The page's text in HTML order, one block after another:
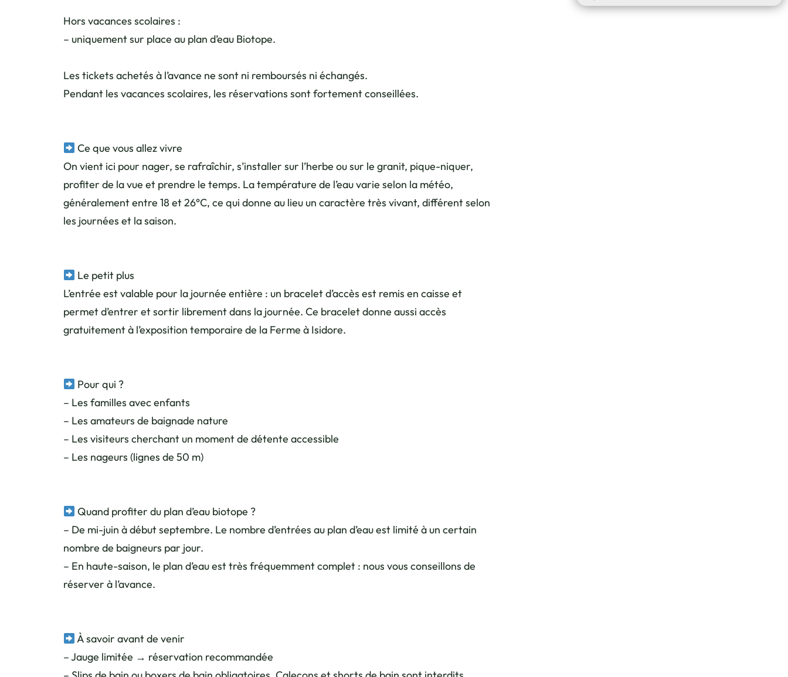
Hors vacances scolaires :
– uniquement sur place au plan d’eau Biotope.
Les tickets achetés à l’avance ne sont ni remboursés ni échangés.
Pendant les vacances scolaires, les réservations sont fortement conseillées.
Ce que vous allez vivre
On vient ici pour nager, se rafraîchir, s’installer sur l’herbe ou sur le granit, pique-niquer,
profiter de la vue et prendre le temps. La température de l’eau varie selon la météo,
généralement entre 18 et 26°C, ce qui donne au lieu un caractère très vivant, différent selon
les journées et la saison.
Le petit plus
L’entrée est valable pour la journée entière : un bracelet d’accès est remis en caisse et
permet d’entrer et sortir librement dans la journée. Ce bracelet donne aussi accès
gratuitement à l’exposition temporaire de la Ferme à Isidore.
Pour qui ?
– Les familles avec enfants
– Les amateurs de baignade nature
– Les visiteurs cherchant un moment de détente accessible
– Les nageurs (lignes de 50 m)
Quand profiter du plan d’eau biotope ?
– De mi-juin à début septembre. Le nombre d’entrées au plan d’eau est limité à un certain
nombre de baigneurs par jour.
– En haute-saison, le plan d’eau est très fréquemment complet : nous vous conseillons de
réserver à l’avance.
À savoir avant de venir
– Jauge limitée → réservation recommandée